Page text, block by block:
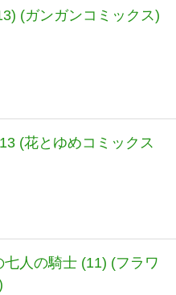
(ガンガンコミックス)
(花とゆめコミックス
人の騎士 (11) (フラワ